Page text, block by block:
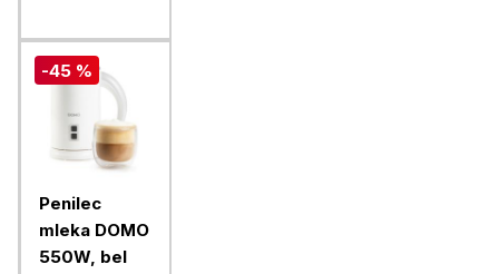
kos, steklo
-45 %
Penilec
mleka DOMO
550W, bel